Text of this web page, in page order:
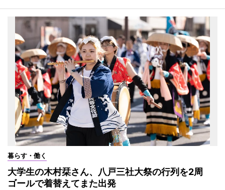
暮らす・働く
大学生の木村栞さん、八戸三社大祭の行列を2周
ゴールで着替えてまた出発